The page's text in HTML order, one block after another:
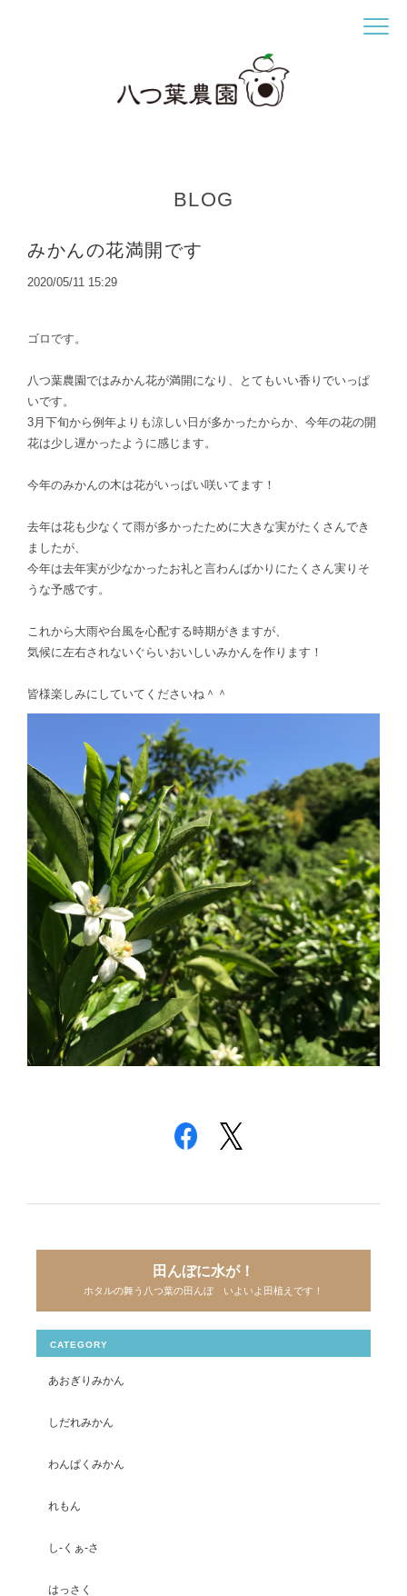
BLOG
みかんの花満開です
2020/05/11 15:29
ゴロです。
八つ葉農園ではみかん花が満開になり、とてもいい香りでいっぱ
いです。
3月下旬から例年よりも涼しい日が多かったからか、今年の花の開
花は少し遅かったように感じます。
今年のみかんの木は花がいっぱい咲いてます！
去年は花も少なくて雨が多かったために大きな実がたくさんでき
ましたが、
今年は去年実が少なかったお礼と言わんばかりにたくさん実りそ
うな予感です。
これから大雨や台風を心配する時期がきますが、
気候に左右されないぐらいおいしいみかんを作ります！
皆様楽しみにしていてくださいね＾＾
田んぼに水が！
ホタルの舞う八つ葉の田んぼ いよいよ田植えです！
CATEGORY
あおぎりみかん
しだれみかん
わんぱくみかん
れもん
し-くぁ-さ
はっさく